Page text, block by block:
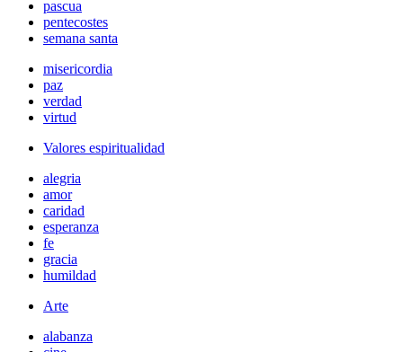
pascua
pentecostes
semana santa
misericordia
paz
verdad
virtud
Valores espiritualidad
alegria
amor
caridad
esperanza
fe
gracia
humildad
Arte
alabanza